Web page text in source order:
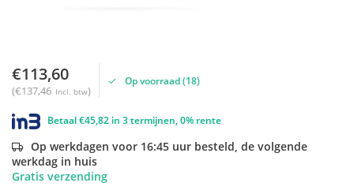
€113,60
(€137,46 Incl. btw)
Op voorraad (18)
Betaal €45,82 in 3 termijnen, 0% rente
Op werkdagen voor 16:45 uur besteld, de volgende
werkdag in huis
Gratis verzending